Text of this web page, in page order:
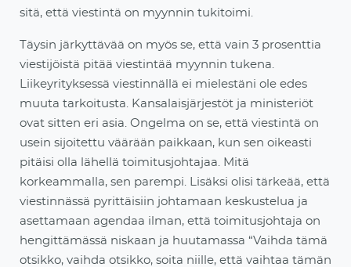
sitä, että viestintä on myynnin tukitoimi.
Täysin järkyttävää on myös se, että vain 3 prosenttia
viestijöistä pitää viestintää myynnin tukena.
Liikeyrityksessä viestinnällä ei mielestäni ole edes
muuta tarkoitusta.
Kansalaisjärjestöt ja ministeriöt
ovat sitten eri asia. Ongelma on se, että viestintä on
usein sijoitettu väärään paikkaan, kun sen oikeasti
pitäisi olla lähellä toimitusjohtajaa. Mitä
korkeammalla, sen parempi. Lisäksi olisi tärkeää, että
viestinnässä pyrittäisiin johtamaan keskustelua ja
asettamaan agendaa ilman, että toimitusjohtaja on
hengittämässä niskaan ja huutamassa “Vaihda tämä
otsikko, vaihda otsikko, soita niille, että vaihtaa tämän